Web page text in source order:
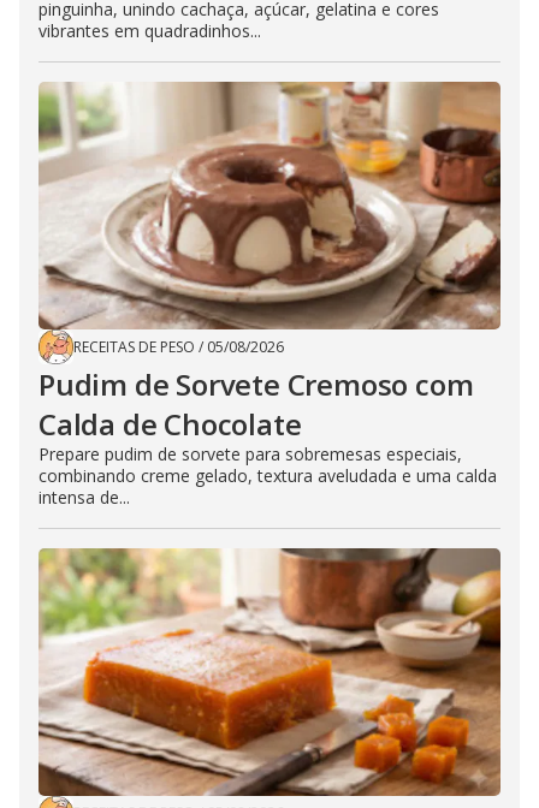
pinguinha, unindo cachaça, açúcar, gelatina e cores
vibrantes em quadradinhos...
RECEITAS DE PESO / 05/08/2026
Pudim de Sorvete Cremoso com
Calda de Chocolate
Prepare pudim de sorvete para sobremesas especiais,
combinando creme gelado, textura aveludada e uma calda
intensa de...